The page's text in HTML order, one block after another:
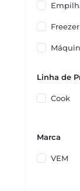
Freezer
Linha de
Cook
Marca
VEM